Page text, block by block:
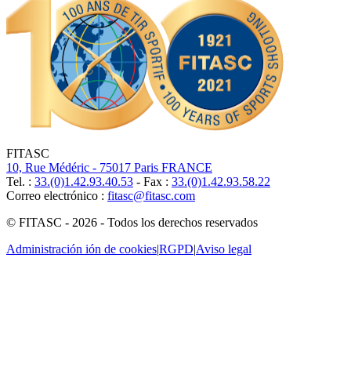
FITASC
10, Rue Médéric - 75017 Paris FRANCE
Tel. : 33.(0)1.42.93.40.53 - Fax : 33.(0)1.42.93.58.22
Correo electrónico : fitasc@fitasc.com
© FITASC - 2026 - Todos los derechos reservados
Administración ión de cookies|RGPD|Aviso legal